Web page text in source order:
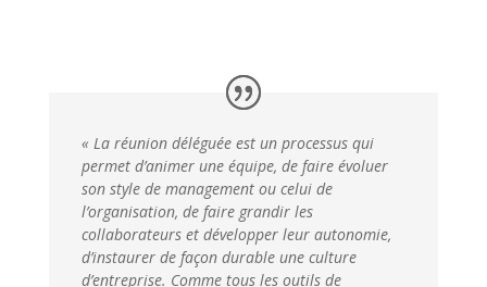
« La réunion déléguée est un processus qui
permet d’animer une équipe, de faire évoluer
son style de management ou celui de
l’organisation, de faire grandir les
collaborateurs et développer leur autonomie,
d’instaurer de façon durable une culture
d’entreprise. Comme tous les outils de